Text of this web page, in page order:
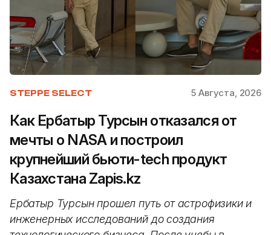
STEPPE SELECT 5 Августа, 2026
Как Ербатыр Турсын отказался от
мечты о NASA и построил
крупнейший бьюти-tech продукт
Казахстана Zapis.kz
Ербатыр Турсын прошел путь от астрофизики и
инженерных исследований до создания